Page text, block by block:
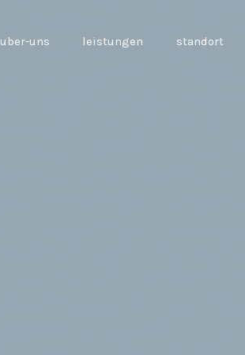
uber-uns leistungen standort